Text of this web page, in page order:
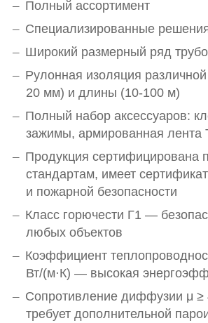
Полный ассортимент
Специализированные
Широкий размерный ряд
Рулонная изоляция
20 мм) и длины (10-100 м)
Полный набор аксессуаров:
зажимы, армированная лента
Продукция сертифицирована
стандартам, имеет
и пожарной безопасности
Класс горючести Г1 —
любых объектов
Коэффициент
Вт/(м·К) — высокая
Сопротивление диффузии μ
требует дополнительной